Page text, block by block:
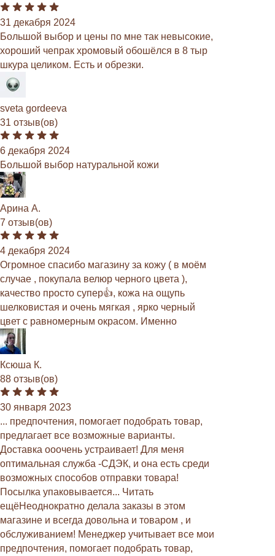
31 декабря 2024
Большой выбор и цены по мне так невысокие,
хороший чепрак хромовый обошёлся в 8 тыр
шкура целиком. Есть и обрезки.
sveta gordeeva
31 отзыв(ов)
6 декабря 2024
Большой выбор натуральной кожи
Арина А.
7 отзыв(ов)
4 декабря 2024
Огромное спасибо магазину за кожу ( в моём
случае , покупала велюр черного цвета ),
качество просто супер👍, кожа на ощупь
шелковистая и очень мягкая , ярко черный
цвет с равномерным окрасом. Именно
Ксюша К.
88 отзыв(ов)
30 января 2023
... предпочтения, помогает подобрать товар,
предлагает все возможные варианты.
Доставка ооочень устраивает! Для меня
оптимальная служба -СДЭК, и она есть среди
возможных способов отправки товара!
Посылка упаковывается... Читать
ещёНеоднократно делала заказы в этом
магазине и всегда довольна и товаром , и
обслуживанием! Менеджер учитывает все мои
предпочтения, помогает подобрать товар,